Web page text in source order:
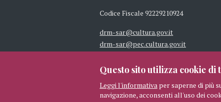
Codice Fiscale 92229210924
drm-sar@cultura.gov.it
drm-sar@pec.cultura.gov.it
© 2026 MIBAC TUTTI I DIRITTI
Questo sito utilizza cookie
Leggi l'informativa per saperne di più
navigazione, acconsenti all'uso dei